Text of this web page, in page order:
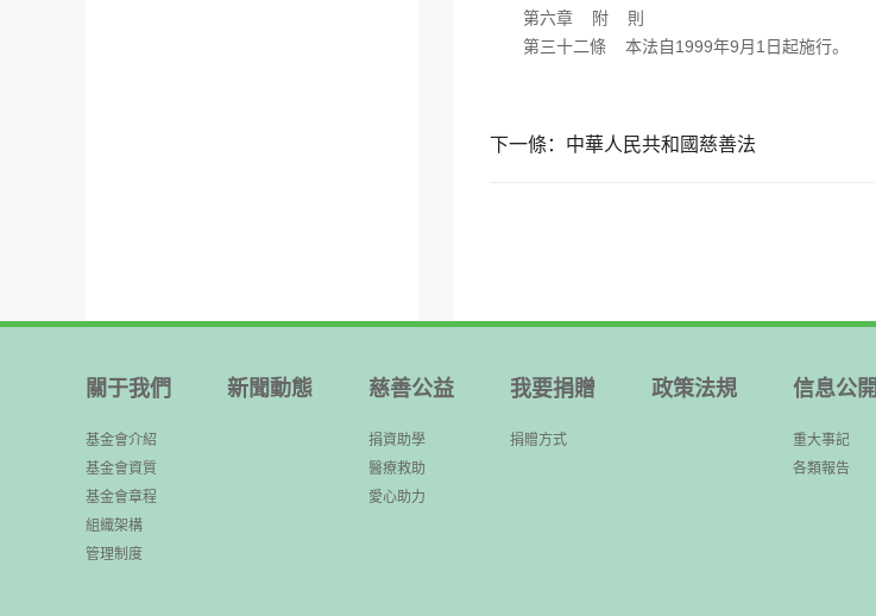
第六章 附 則
第三十二條 本法自1999年9月1日起施行。
下一條： 中華人民共和國慈善法
關于我們
基金會介紹
基金會資質
基金會章程
組織架構
管理制度
新聞動態 慈善公益
捐資助學
醫療救助
愛心助力
我要捐贈
捐贈方式
政策法規 信息公開
重大事記
各類報告